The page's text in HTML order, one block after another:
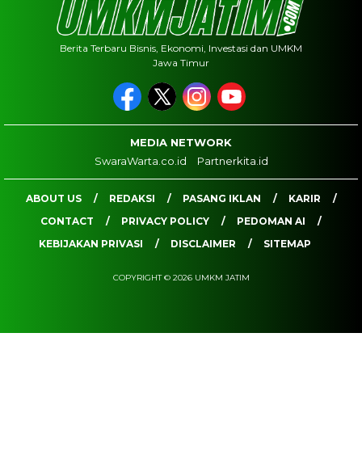
Berita Terbaru Bisnis, Ekonomi, Investasi dan UMKM
Jawa Timur
MEDIA NETWORK
SwaraWarta.co.id
Partnerkita.id
ABOUT US REDAKSI PASANG IKLAN
KARIR
CONTACT
PRIVACY POLICY
PEDOMAN AI
KEBIJAKAN PRIVASI
DISCLAIMER SITEMAP
COPYRIGHT © 2026 UMKM JATIM